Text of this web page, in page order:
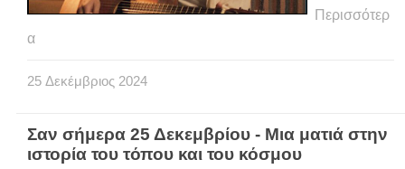
Περισσότερ
α
25 Δεκέμβριος 2024
Σαν σήμερα 25 Δεκεμβρίου - Μια ματιά στην
ιστορία του τόπου και του κόσμου